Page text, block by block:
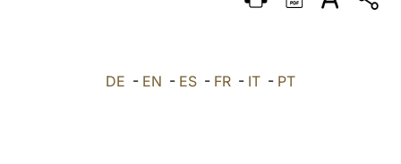
DEUTSCH
العربيّة DE - EN - ES - FR - IT - PT